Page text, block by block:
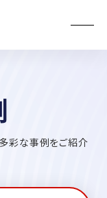
彩な事例をご紹介